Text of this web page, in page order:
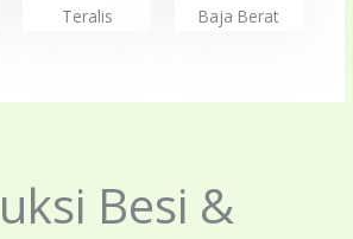
Teralis Baja Berat
Besi &